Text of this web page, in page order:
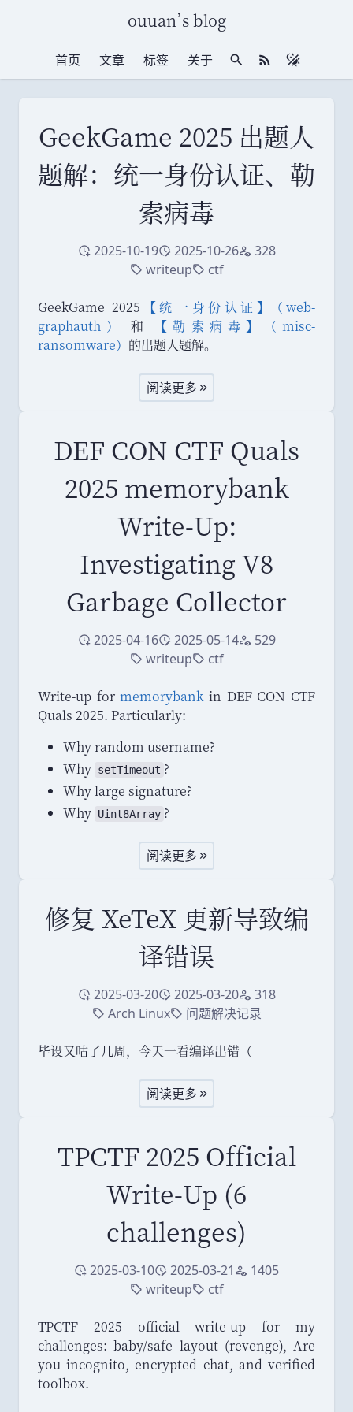
ouuan’s blog
首页 文章 标签 关于 站内搜索RSS 订阅
GeekGame 2025 出题人
题解：统一身份认证、勒
索病毒
创建于
2025-10-19修改于
2025-10-26访问量
328
标签writeup标签ctf
GeekGame 2025 【统一身份认证 】 （web-
graphauth ） 和 【勒索病毒】 （misc-
ransomware） 的出题人题解。
阅读更多
DEF CON CTF Quals
2025 memorybank
Write-Up:
Investigating V8
Garbage Collector
创建于
2025-04-16修改于
2025-05-14访问量
529
标签writeup标签ctf
Write-up formemorybankin DEF CON CTF
Quals 2025. Particularly:
Why random username?
Why setTimeout ?
Why large signature?
Why Uint8Array ?
阅读更多
修复 XeTeX 更新导致编
译错误
创建于
2025-03-20修改于
2025-03-20访问量
318
标签Arch Linux标签问题解决记录
毕设又咕了几周， 今天一看编译出错 （
阅读更多
TPCTF 2025 Official
Write-Up (6
challenges)
创建于
2025-03-10修改于
2025-03-21访问量
1405
标签writeup标签ctf
TPCTF 2025 official write-up for my
challenges: baby/safe layout (revenge), Are
you incognito, encrypted chat, and verified
toolbox.